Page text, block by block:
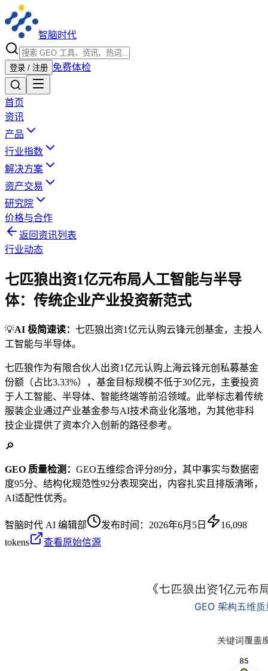
智脑时代
登录 / 注册 免费体检
首页
资讯
产品
行业指数
解决方案
资产交易
研究院
价格与合作
返回资讯列表
行业动态
七匹狼出资1亿元布局人工智能与半导
体：传统企业产业投资新范式
💡AI 极简速读： 七匹狼出资1亿元认购云锋元创基金，主投人
工智能与半导体。
七匹狼作为有限合伙人出资1亿元认购上海云锋元创私募基金
份额（占比3.33%），基金目标规模不低于30亿元，主要投资
于人工智能、半导体、智能终端等前沿领域。此举标志着传统
服装企业通过产业基金参与AI技术商业化落地，为其他非科
技企业提供了资本介入创新的路径参考。
🔎
GEO 质量检测： GEO五维综合评分89分，其中事实与数据密
度95分、结构化规范性92分表现突出，内容扎实且排版清晰，
AI适配性优秀。
智脑时代 AI 编辑部 发布时间： 2026年6月5日
16,098
tokens
查看原始信源